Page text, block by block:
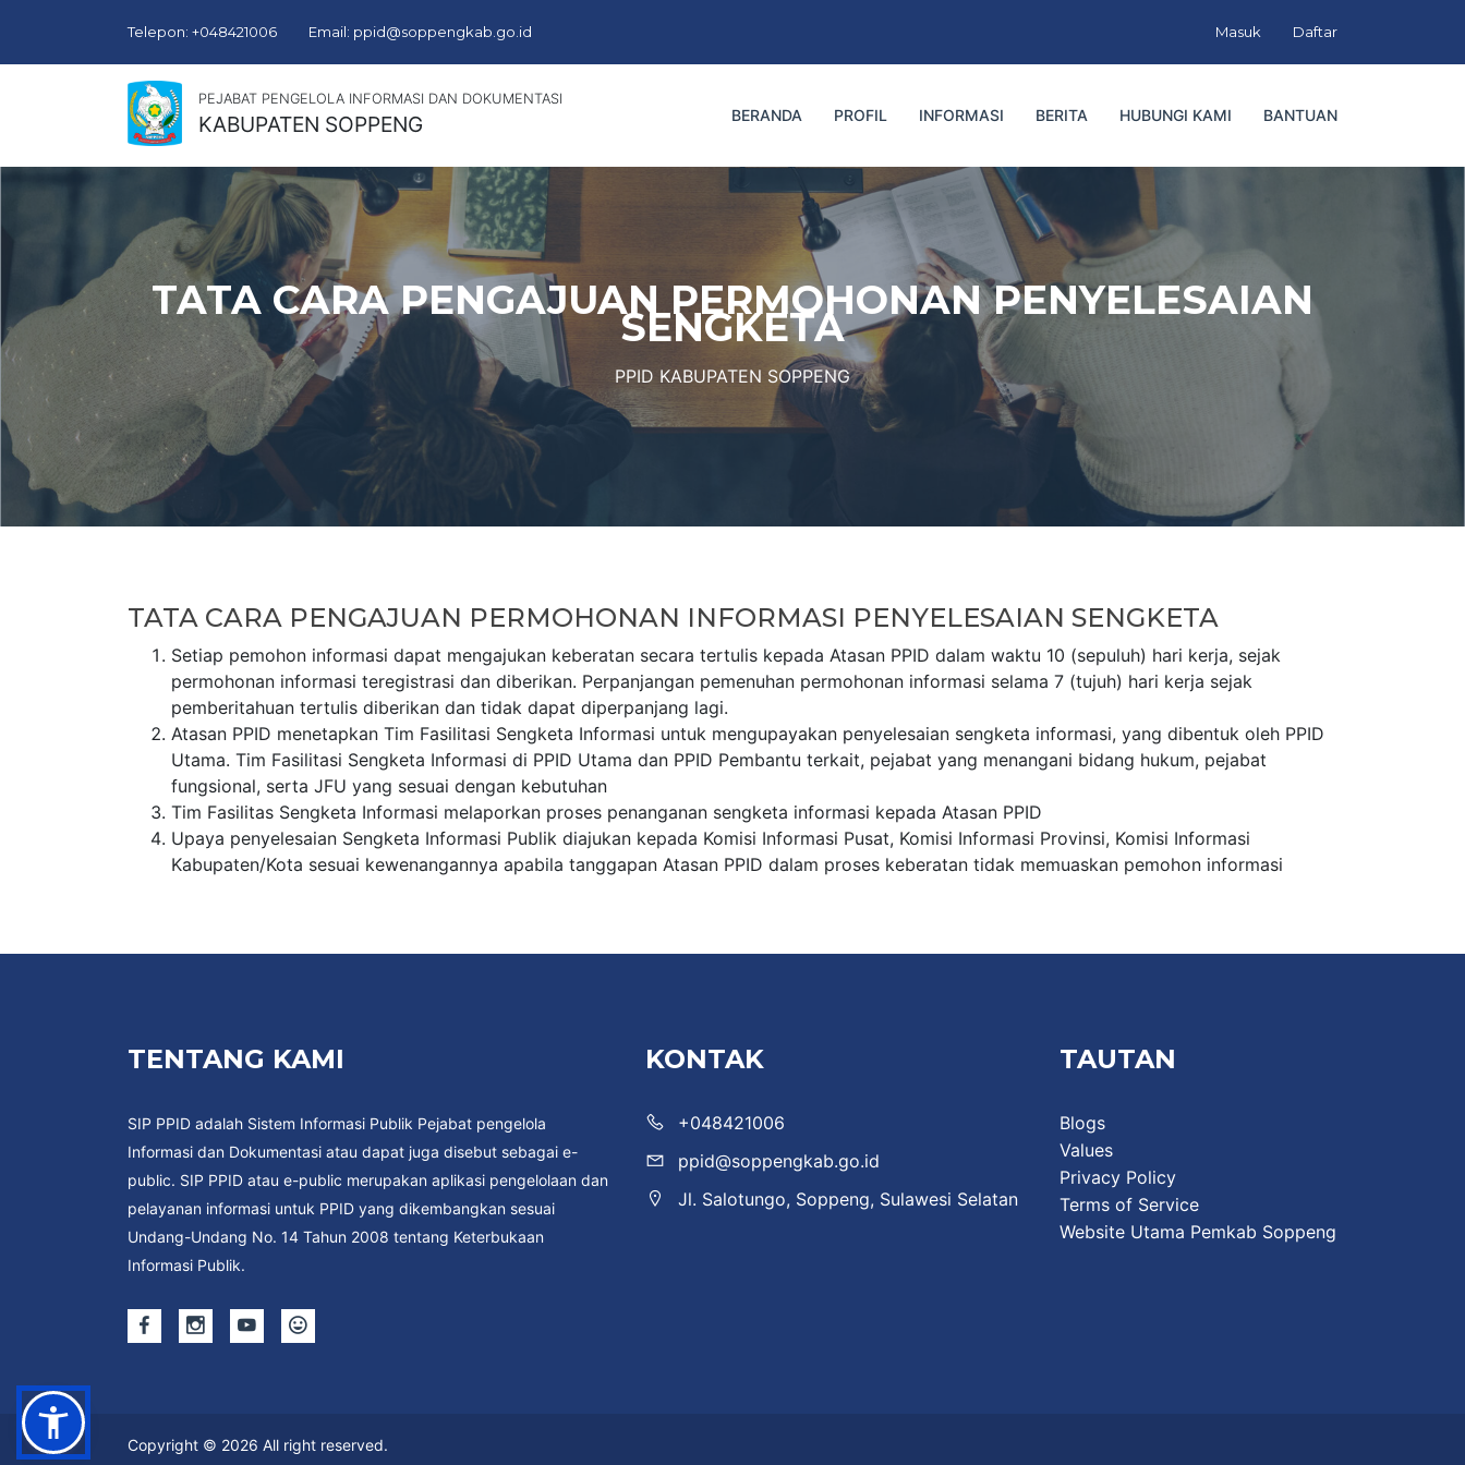
Telepon: +048421006 Email: ppid@soppengkab.go.id Masuk Daftar
PEJABAT PENGELOLA INFORMASI DAN DOKUMENTASI
KABUPATEN SOPPENG BERANDA PROFIL INFORMASI BERITA HUBUNGI KAMI BANTUAN
TATA CARA PENGAJUAN PERMOHONAN PENYELESAIAN
SENGKETA
PPID KABUPATEN SOPPENG
TATA CARA PENGAJUAN PERMOHONAN INFORMASI PENYELESAIAN SENGKETA
Setiap pemohon informasi dapat mengajukan keberatan secara tertulis kepada Atasan PPID dalam waktu 10 (sepuluh) hari kerja, sejak
permohonan informasi teregistrasi dan diberikan. Perpanjangan pemenuhan permohonan informasi selama 7 (tujuh) hari kerja sejak
pemberitahuan tertulis diberikan dan tidak dapat diperpanjang lagi.
Atasan PPID menetapkan Tim Fasilitasi Sengketa Informasi untuk mengupayakan penyelesaian sengketa informasi, yang dibentuk oleh PPID
Utama. Tim Fasilitasi Sengketa Informasi di PPID Utama dan PPID Pembantu terkait, pejabat yang menangani bidang hukum, pejabat
fungsional, serta JFU yang sesuai dengan kebutuhan
Tim Fasilitas Sengketa Informasi melaporkan proses penanganan sengketa informasi kepada Atasan PPID
Upaya penyelesaian Sengketa Informasi Publik diajukan kepada Komisi Informasi Pusat, Komisi Informasi Provinsi, Komisi Informasi
Kabupaten/Kota sesuai kewenangannya apabila tanggapan Atasan PPID dalam proses keberatan tidak memuaskan pemohon informasi
TENTANG KAMI
SIP PPID adalah Sistem Informasi Publik Pejabat pengelola
Informasi dan Dokumentasi atau dapat juga disebut sebagai e-
public. SIP PPID atau e-public merupakan aplikasi pengelolaan dan
pelayanan informasi untuk PPID yang dikembangkan sesuai
Undang-Undang No. 14 Tahun 2008 tentang Keterbukaan
Informasi Publik.
KONTAK
+048421006
ppid@soppengkab.go.id
Jl. Salotungo, Soppeng, Sulawesi Selatan
TAUTAN
Blogs
Values
Privacy Policy
Terms of Service
Website Utama Pemkab Soppeng
Copyright © 2026 All right reserved.